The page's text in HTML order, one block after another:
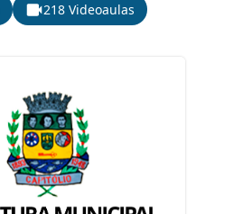
218 Videoaulas